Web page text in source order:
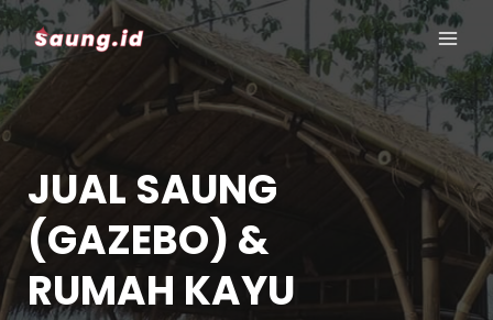
JUAL SAUNG
(GAZEBO) &
RUMAH KAYU